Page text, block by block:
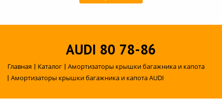
AUDI 80 78-86
Главная | Каталог | Амортизаторы крышки багажника и капота
| Амортизаторы крышки багажника и капота AUDI